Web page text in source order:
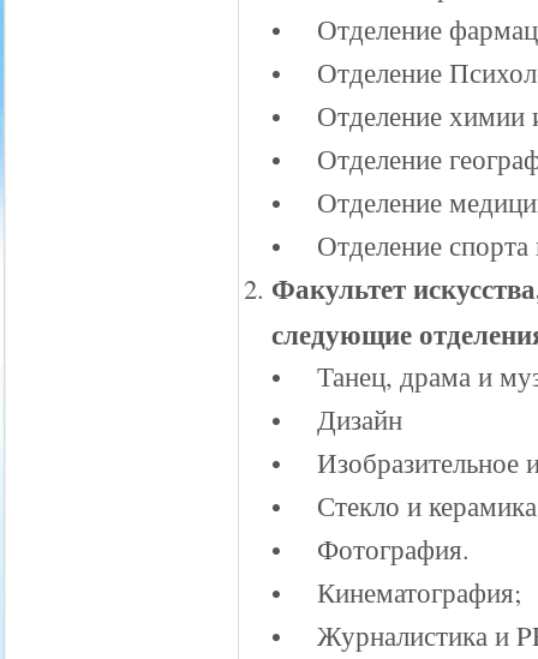
• Отделение
• Отделение
• Отделение химии
• Отделение
• Отделение
• Отделение спорта
Факультет
следующие
• Танец, драма и
• Дизайн
• Изобразительное
• Стекло и керамика
• Фотография.
• Кинематография;
• Журналистика и